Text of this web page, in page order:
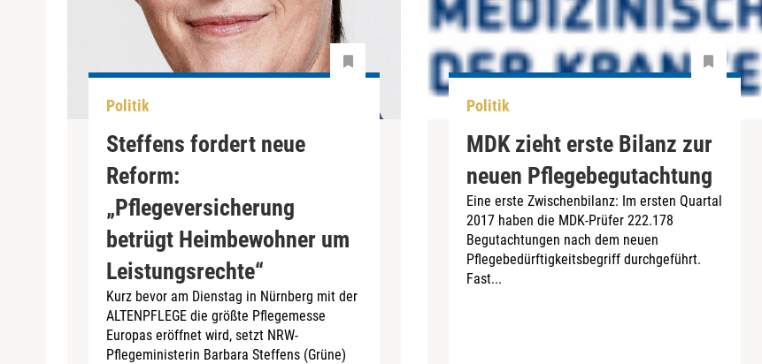
Politik
Steffens fordert neue
Reform:
„Pflegeversicherung
betrügt Heimbewohner um
Leistungsrechte“
Kurz bevor am Dienstag in Nürnberg mit der
ALTENPFLEGE die größte Pflegemesse
Europas eröffnet wird, setzt NRW-
Pflegeministerin Barbara Steffens (Grüne)
Politik
MDK zieht erste Bilanz zur
neuen Pflegebegutachtung
Eine erste Zwischenbilanz: Im ersten Quartal
2017 haben die MDK-Prüfer 222.178
Begutachtungen nach dem neuen
Pflegebedürftigkeitsbegriff durchgeführt.
Fast...